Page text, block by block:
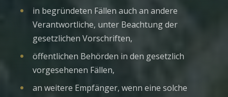
in begründeten Fällen auch an andere
Verantwortliche, unter Beachtung der
gesetzlichen Vorschriften,
öffentlichen Behörden in den gesetzlich
vorgesehenen Fällen,
an weitere Empfänger, wenn eine solche